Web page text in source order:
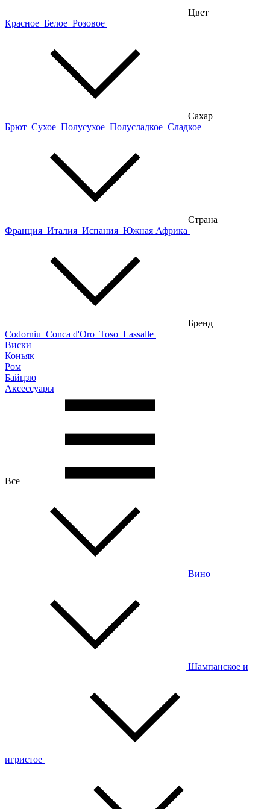
Цвет
Красное Белое Розовое
Сахар
Брют Сухое Полусухое Полусладкое Сладкое
Страна
Франция Италия Испания Южная Африка
Бренд
Codorniu Conca d'Oro Toso Lassalle
Виски
Коньяк
Ром
Байцзю
Аксессуары
Все
Вино
Шампанское и
игристое